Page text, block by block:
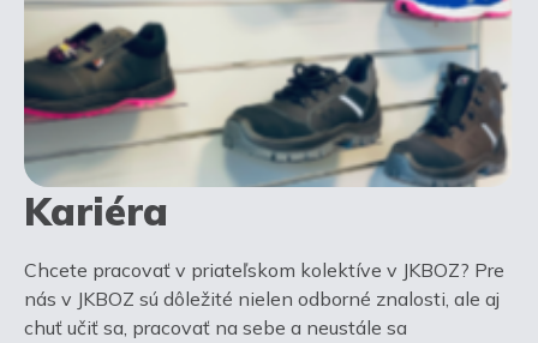
Kariéra
Chcete pracovať v priateľskom kolektíve v JKBOZ? Pre
nás v JKBOZ sú dôležité nielen odborné znalosti, ale aj
chuť učiť sa, pracovať na sebe a neustále sa